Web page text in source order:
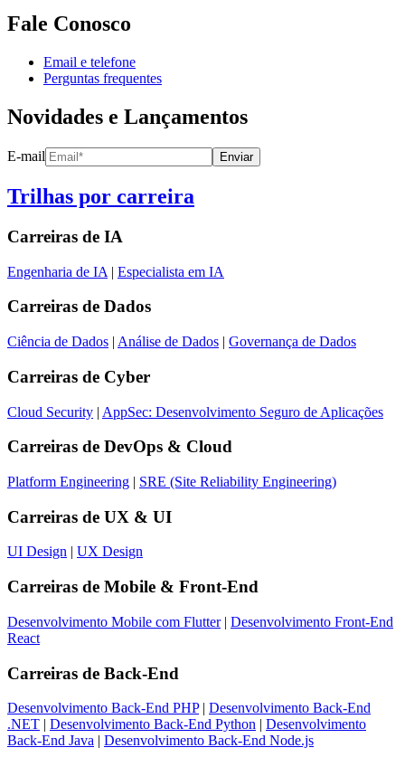
Fale Conosco
Email e telefone
Perguntas frequentes
Novidades e Lançamentos
E-mail Enviar
Trilhas por carreira
Carreiras de IA
Engenharia de IA | Especialista em IA
Carreiras de Dados
Ciência de Dados | Análise de Dados | Governança de Dados
Carreiras de Cyber
Cloud Security | AppSec: Desenvolvimento Seguro de Aplicações
Carreiras de DevOps & Cloud
Platform Engineering | SRE (Site Reliability Engineering)
Carreiras de UX & UI
UI Design UX Design
Carreiras de Mobile & Front-End
Desenvolvimento Mobile com Flutter| Desenvolvimento Front-End
React
Carreiras de Back-End
Desenvolvimento Back-End PHP| Desenvolvimento Back-End
.NET | Desenvolvimento Back-End Python | Desenvolvimento
Back-End Java | Desenvolvimento Back-End Node.js